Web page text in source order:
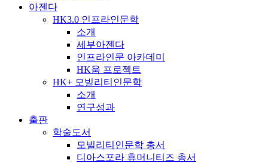
아젠다
HK3.0 인프라인문학
소개
세부아젠다
인프라인문 아카데미
HK움 프로젝트
HK+ 모빌리티인문학
소개
연구성과
출판
학술도서
모빌리티인문학 총서
디아스포라 휴머니티즈 총서